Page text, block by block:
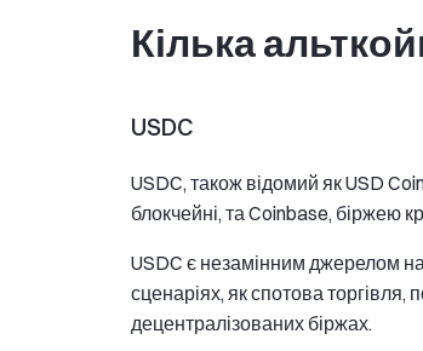
Кілька
USDC
USDC, також відомий як USD
блокчейні, та Coinbase, біржею
USDC є незамінним джерелом
сценаріях, як спотова торгівля,
децентралізованих біржах.